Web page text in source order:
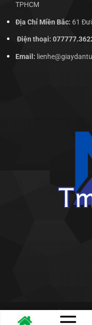
TPHCM
Địa Chỉ Miền Bắc: 61
Điện thoại:
Email:
Copyright 2026 ©